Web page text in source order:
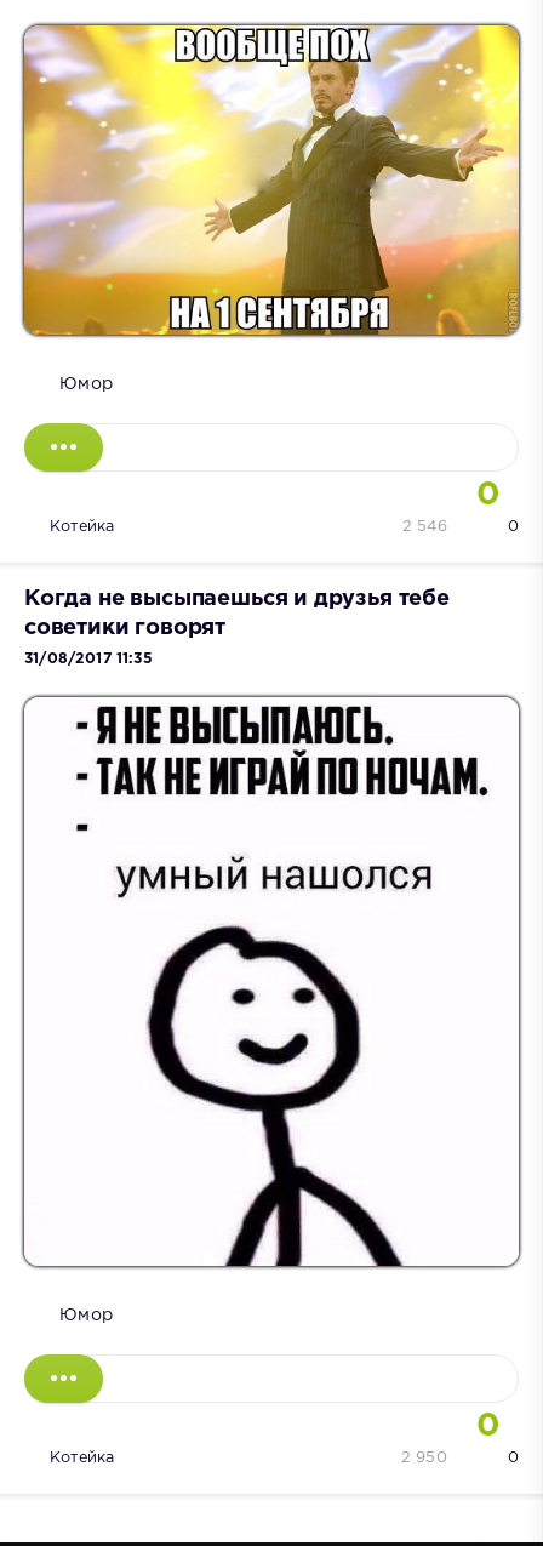
Юмор
0
Котейка 0
2 546
Когда не высыпаешься и друзья тебе
советики говорят
31/08/2017 11:35
Юмор
0
Котейка 0
2 950